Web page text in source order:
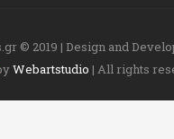
© 2019 | Design and
Webartstudio | All rights